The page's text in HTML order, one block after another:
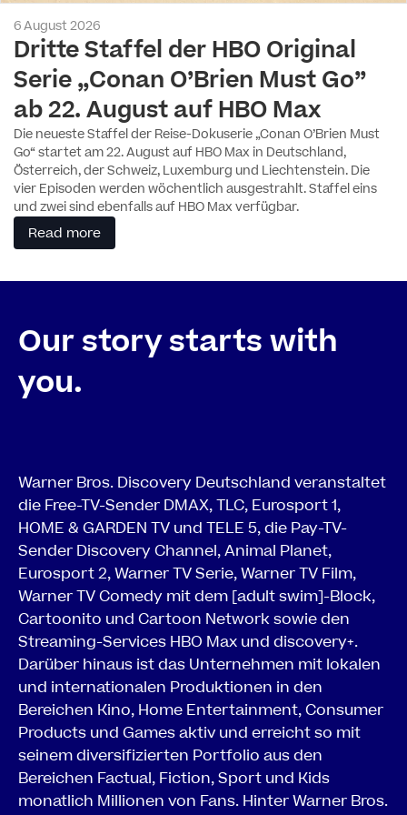
6 August 2026
Dritte Staffel der HBO Original
Serie „Conan O’Brien Must Go”
ab 22. August auf HBO Max
Die neueste Staffel der Reise-Dokuserie „Conan O’Brien Must
Go“ startet am 22. August auf HBO Max in Deutschland,
Österreich, der Schweiz, Luxemburg und Liechtenstein. Die
vier Episoden werden wöchentlich ausgestrahlt. Staffel eins
und zwei sind ebenfalls auf HBO Max verfügbar.
Read more
Our story starts with
you.
Warner Bros. Discovery Deutschland veranstaltet
die Free-TV-Sender DMAX, TLC, Eurosport 1,
HOME & GARDEN TV und TELE 5, die Pay-TV-
Sender Discovery Channel, Animal Planet,
Eurosport 2, Warner TV Serie, Warner TV Film,
Warner TV Comedy mit dem [adult swim]-Block,
Cartoonito und Cartoon Network sowie den
Streaming-Services HBO Max und discovery+.
Darüber hinaus ist das Unternehmen mit lokalen
und internationalen Produktionen in den
Bereichen Kino, Home Entertainment, Consumer
Products und Games aktiv und erreicht so mit
seinem diversifizierten Portfolio aus den
Bereichen Factual, Fiction, Sport und Kids
monatlich Millionen von Fans. Hinter Warner Bros.